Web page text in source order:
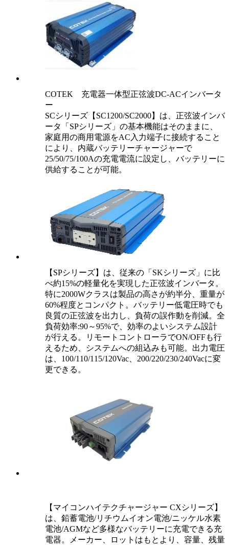
COTEK 充電器一体型正弦波DC-ACインバータ
ー
SCシリーズ【SC1200/SC2000】は、正弦波インバ
ータ「SPシリーズ」の基本機能はそのままに、
家庭用の商用電源をAC入力端子に接続すること
により、内蔵バッテリーチャージャーで
25/50/75/100Aの充電電流に設定し、バッテリーに
供給することが可能。
【SPシリーズ】は、従来の「SKシリーズ」に比
べ約15%の軽量化を実現した正弦波インバータ。
特に2000Wクラスは製品の高さが約半分、重量が
60%程度とコンパクト。バッテリー低電圧時でも
良質の正弦波を出力し、負荷の誤作動を削減。全
負荷効率:90～95%で、効率のよいシステム設計
が行える。リモートコントローラでON/OFFも行
えるため、システムへの組込みも可能。出力電圧
は、100/110/115/120Vac、200/220/230/240Vacに変
更できる。
【マイコンハイテクチャージャー CXシリーズ】
は、鉛蓄電池/リチウムイオン電池/ニッケル水素
電池/AGMなど多様なバッテリーに充電できる充
電器。メーカー、ロットはもとより、容量、残量